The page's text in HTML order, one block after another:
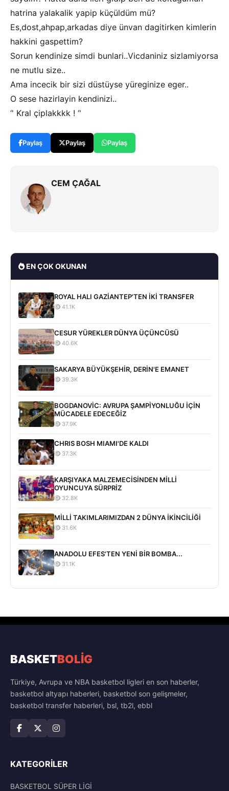
hatrina yalakalik yapip küçüldüm mü?
Es,dost,ahpap,arkadas diye ünvan dagitirken kimlerin
hakkini gaspettim?
Sorun kendinize simdi bunlari..Vicdaniniz sizlamiyorsa
ne mutlu size..
Ama incecik bir sizi düstüyse yüreginize eger..
O sese hazirlayin kendinizi..
‘' Kral çiplakkkk ! ‘'
Paylaş Paylaş Paylaş
CEM ÇAĞAL
EN ÇOK OKUNAN
ROYAL HALI GAZİANTEP'TEN İKİ TRANSFER
41.1K
CESUR YÜREKLER DÜNYA ÜÇÜNCÜSÜ
40.6K
SAKARYA BÜYÜKŞEHİR, DERİN'E EMANET
39.3K
BOGDANOVİC: AVRUPA ŞAMPİYONLUĞU İÇİN
MÜCADELE EDECEĞİZ
37.9K
CHRIS BOSH MIAMI'DE KALDI
37.3K
KARŞIYAKA MALZEMECİSİNDEN MİLLİ
OYUNCUYA SÜRPRİZ
32.8K
MİLLİ TAKIMLARIMIZDAN 2 DÜNYA İKİNCİLİĞİ
31.6K
ANADOLU EFES'TEN YENİ BİR BOMBA...
31.1K
BASKETBOLİG
Türkiye, Avrupa ve NBA basketbol ligleri en son haberler,
basketbol altyapı haberleri, basketbol son gelişmeler,
basketbol transfer haberleri, bsl, tb2l, ebbl
KATEGORILER
BASKETBOL SÜPER LİGİ